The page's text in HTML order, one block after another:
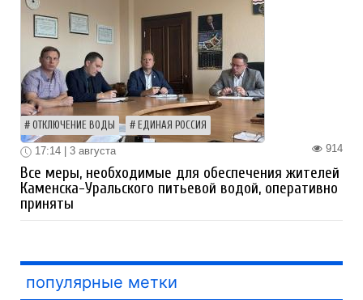
ОТКЛЮЧЕНИЕ ВОДЫ ЕДИНАЯ РОССИЯ
914
17:14 | 3 августа
Все меры, необходимые для обеспечения жителей
Каменска-Уральского питьевой водой, оперативно
приняты
популярные метки